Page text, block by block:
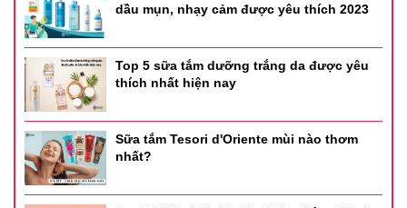
dầu mụn, nhạy cảm được yêu thích 2023
Top 5 sữa tắm dưỡng trắng da được yêu
thích nhất hiện nay
Sữa tắm Tesori d'Oriente mùi nào thơm
nhất?